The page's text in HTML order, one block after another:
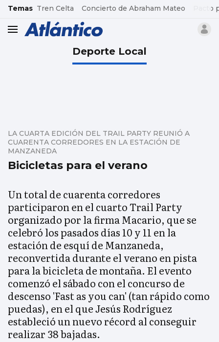
common.go-to-content
Temas Tren Celta Concierto de Abraham Mateo Pacto
header.menu.open
Deporte Local
Bicicletas para el verano
LA CUARTA EDICIÓN DEL TRAIL PARTY REUNIÓ A
CUARENTA CORREDORES EN LA ESTACIÓN DE
MANZANEDA
Un total de cuarenta corredores
participaron en el cuarto Trail Party
organizado por la firma Macario, que se
celebró los pasados días 10 y 11 en la
estación de esquí de Manzaneda,
reconvertida durante el verano en pista
para la bicicleta de montaña. El evento
comenzó el sábado con el concurso de
descenso 'Fast as you can' (tan rápido como
puedas), en el que Jesús Rodríguez
estableció un nuevo récord al conseguir
realizar 38 bajadas.